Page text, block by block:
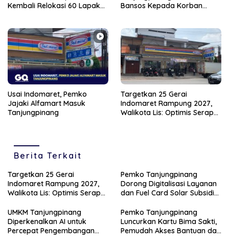
Kembali Relokasi 60 Lapak
Bansos Kepada Korban
Usai Indomaret, Pemko
Jajaki Alfamart Masuk
Tanjungpinang
Targetkan 25 Gerai
Indomaret Rampung 2027,
Walikota Lis: Optimis Serap
Berita Terkait
Targetkan 25 Gerai
Indomaret Rampung 2027,
Walikota Lis: Optimis Serap
Pemko Tanjungpinang
Dorong Digitalisasi Layanan
dan Fuel Card Solar Subsidi
PT Parimanta
UMKM Tanjungpinang
Diperkenalkan AI untuk
Percepat Pengembangan
Pemko Tanjungpinang
Luncurkan Kartu Bima Sakti,
Pemudah Akses Bantuan dan